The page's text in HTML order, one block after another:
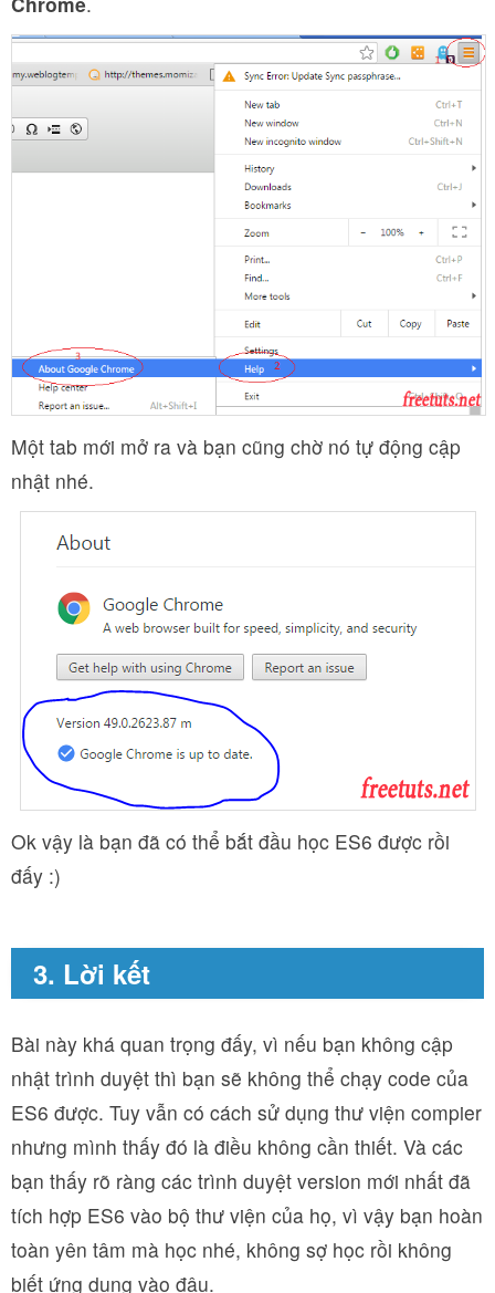
Một tab mới mở ra và bạn cũng chờ nó tự động cập
nhật nhé.
Ok vậy là bạn đã có thể bắt đầu học ES6 được rồi
đấy :)
3. Lời kết
Bài này khá quan trọng đấy, vì nếu bạn không cập
nhật trình duyệt thì bạn sẽ không thể chạy code của
ES6 được. Tuy vẫn có cách sử dụng thư viện compier
nhưng mình thấy đó là điều không cần thiết. Và các
bạn thấy rõ ràng các trình duyệt version mới nhất đã
tích hợp ES6 vào bộ thư viện của họ, vì vậy bạn hoàn
toàn yên tâm mà học nhé, không sợ học rồi không
biết ứng dụng vào đâu.